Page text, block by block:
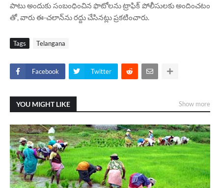
పాటు అందుకు సంబంధించిన ఫొటోలను ట్రాఫిక్ పోలీసులకు అందించటం
తో, వారు ఈ-చలాన్‌ను రద్దు చేసినట్లు ప్రకటించారు.
Tags Telangana
Facebook Twitter
YOU MIGHT LIKE Show more